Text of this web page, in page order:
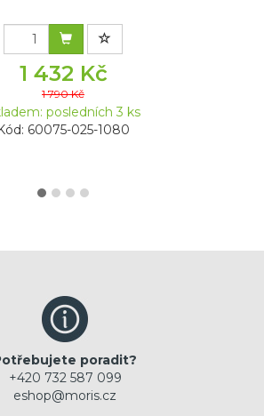
1 432 Kč
1 790 Kč
posledních 3 ks
60075-025-1080
poradit?
+420 732 587 099
eshop@moris.cz